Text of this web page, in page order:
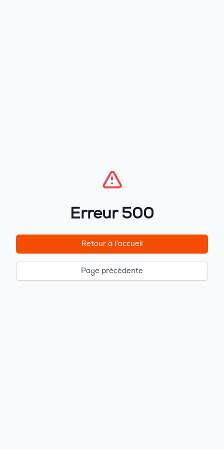
Erreur 500
Retour à l'accueil
Page précédente